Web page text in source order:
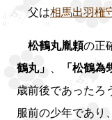
父は相馬出羽権
松鶴丸胤頼の正
鶴丸」
「松鶴
歳前後であったろ
服前の少年であり、